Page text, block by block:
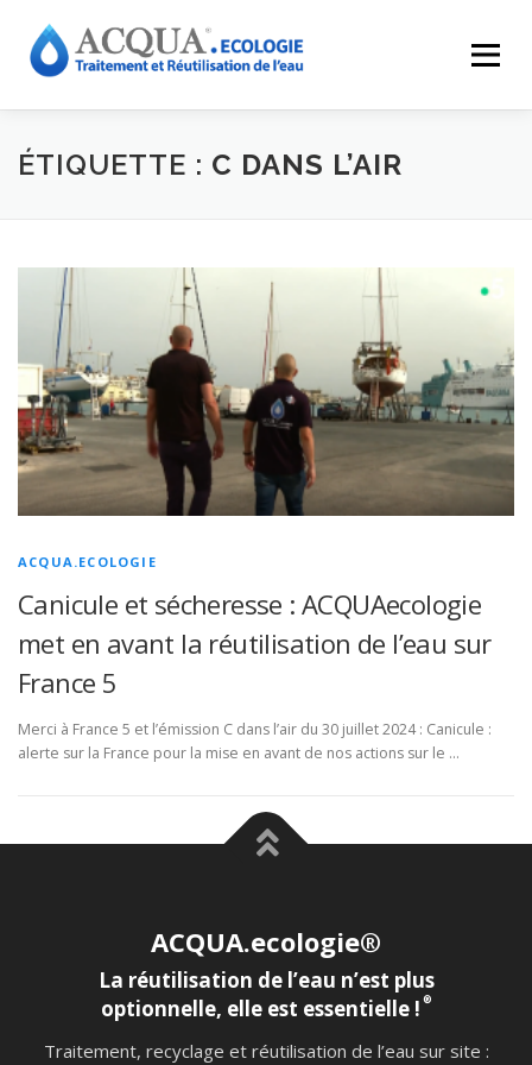
Menu
RESSOURCES CONTACT ACQUA-SHOP
ÉTIQUETTE : C DANS L’AIR
ACQUA.ECOLOGIE
Canicule et sécheresse : ACQUAecologie
met en avant la réutilisation de l’eau sur
France 5
Merci à France 5 et l’émission C dans l’air du 30 juillet 2024 : Canicule :
alerte sur la France pour la mise en avant de nos actions sur le …
ACQUA.ecologie®
La réutilisation de l’eau n’est plus
optionnelle, elle est essentielle ! ®
Traitement, recyclage et réutilisation de l’eau sur site :